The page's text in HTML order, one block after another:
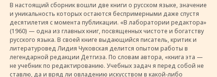
В настоящий сборник вошли две книги о русском языке, значение
и уникальность которых остаются беспримерными даже спустя
десятилетия с момента публикации. «В лаборатории редактора»
(1960) — одна из главных книг, посвященных чистоте и богатству
русского языка. В своей книге выдающийся писатель, критик и
литературовед Лидия Чуковская делится опытом работы в
легендарной редакции Детгиза. По словам автора, «книга эта —
не учебник по редактированию. Учебных задач я перед собой не
ставлю, да и вряд ли овладению искусством в какой-либо